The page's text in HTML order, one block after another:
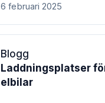
6 februari 2025
Blogg
Laddningsplatser
elbilar